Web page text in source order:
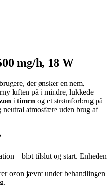
mg/h, 18 W
der ønsker en nem,
luften på i mindre, lukkede
i timen og et strømforbrug på
neutral atmosfære uden brug af
– blot tilslut og start. Enheden
ozon jævnt under behandlingen